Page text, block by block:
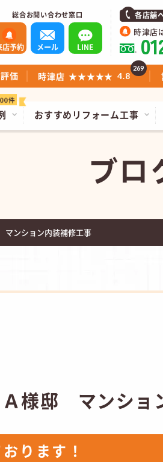
総合お問い合わせ窓口
店予約 メール LINE
各店舗
時津店
おすすめリフォーム工事
価 時津店 ★★★★★ 4.8
269
ブロ
ンション内装補修工事
様邸 マンショ
ります！